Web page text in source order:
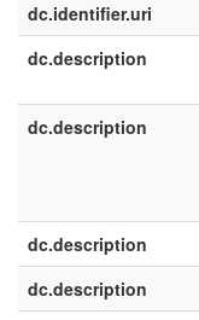
dc.identifier.uri
dc.description
dc.description
dc.description
dc.description